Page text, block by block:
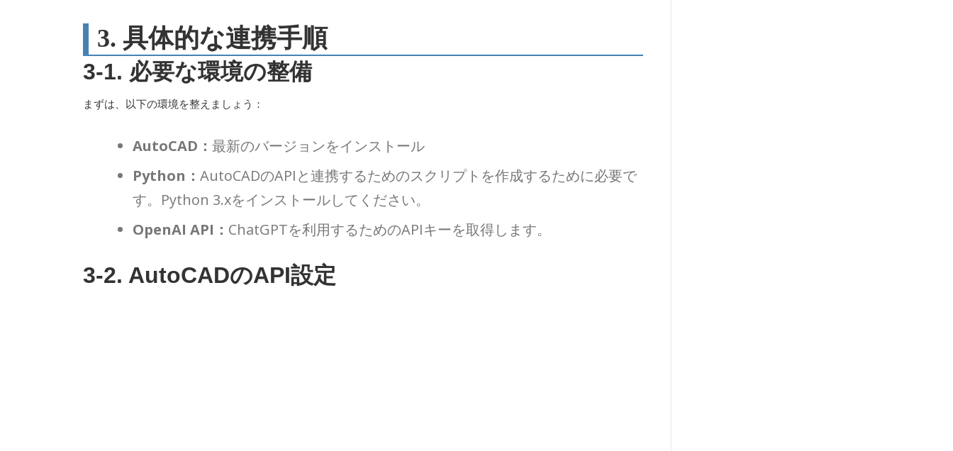
3. 具体的な連携手順
3-1. 必要な環境の整備
まずは、以下の環境を整えましょう：
AutoCAD： 最新のバージョンをインストール
Python： AutoCADのAPIと連携するためのスクリプトを作成するために必要で
す。Python 3.xをインストールしてください。
OpenAI API： ChatGPTを利用するためのAPIキーを取得します。
3-2. AutoCADのAPI設定